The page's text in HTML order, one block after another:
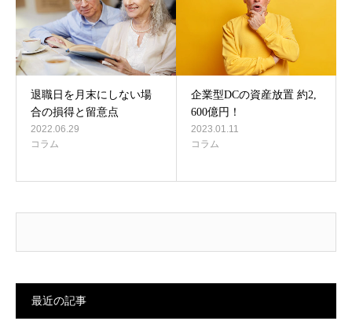
退職日を月末にしない場
合の損得と留意点
2022.06.29
コラム
企業型DCの資産放置 約2,
600億円！
2023.01.11
コラム
最近の記事